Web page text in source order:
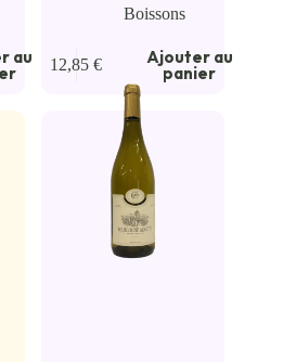
au
Boissons
12,85€ Ajouter au
panier